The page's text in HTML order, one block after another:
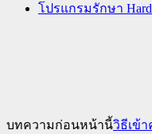
โปรแกรมรักษา
บทความก่อนหน้านี้วิธีเข้า